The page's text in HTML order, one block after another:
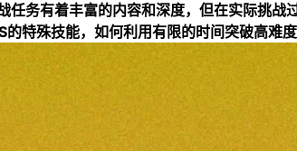
任务有着丰富的内容和深度，但在实际挑
特殊技能，如何利用有限的时间突破高难度